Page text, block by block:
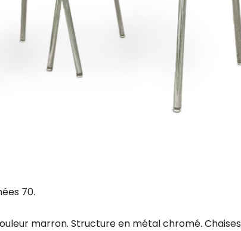
70.
marron.Structure en métal chromé. Chaises